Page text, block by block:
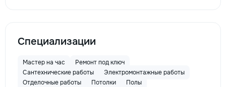
Специализации
Мастер на час
Ремонт под ключ
Сантехнические работы
Электромонтажные работы
Отделочные работы
Потолки
Полы